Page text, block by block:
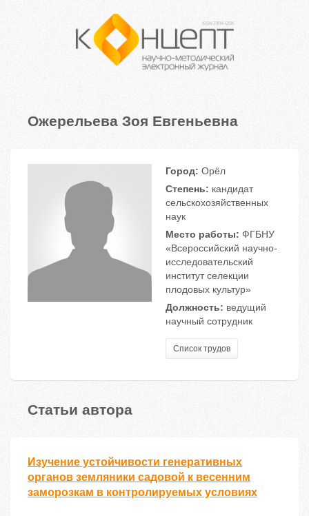
Ожерельева Зоя Евгеньевна
Город: Орёл
Степень: кандидат
сельскохозяйственных
наук
Место работы: ФГБНУ
«Всероссийский научно-
исследовательский
институт селекции
плодовых культур»
Должность: ведущий
научный сотрудник
Список трудов
Статьи автора
Изучение устойчивости генеративных
органов земляники садовой к весенним
заморозкам в контролируемых условиях